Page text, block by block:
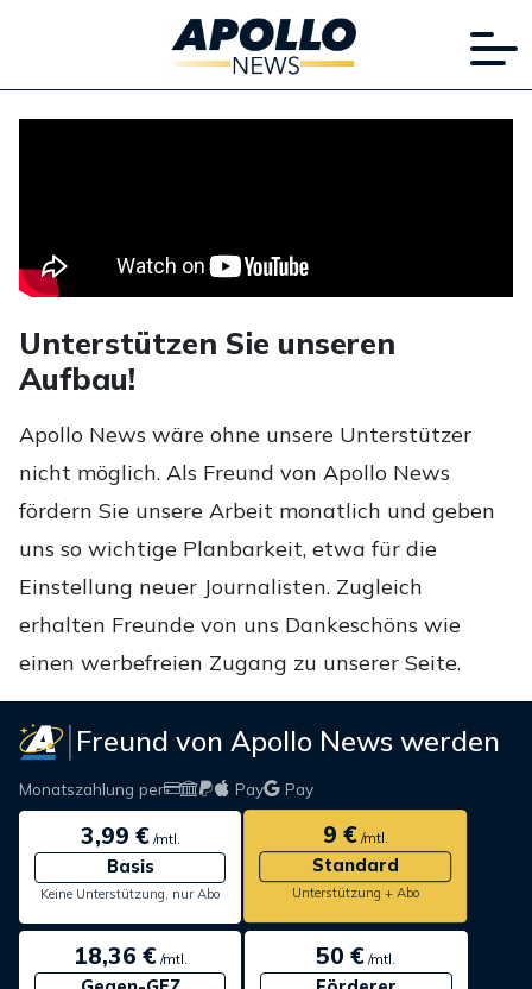
Unterstützen Sie unseren
Aufbau!
Apollo News wäre ohne unsere Unterstützer
nicht möglich. Als Freund von Apollo News
fördern Sie unsere Arbeit monatlich und geben
uns so wichtige Planbarkeit, etwa für die
Einstellung neuer Journalisten. Zugleich
erhalten Freunde von uns Dankeschöns wie
einen werbefreien Zugang zu unserer Seite.
Freund von Apollo News werden
Monatszahlung per Pay Pay
3,99 €/mtl.
Basis
Keine Unterstützung, nur Abo
9 €/mtl.
Standard
Unterstützung + Abo
18,36 €/mtl. 50 € /mtl.